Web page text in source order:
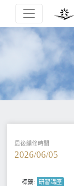
最後編修時間
2026/06/05
標籤: 研習講座